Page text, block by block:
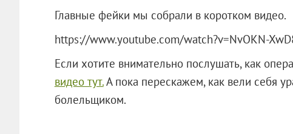
Главные фейки мы собрали в коротком видео.
https://www.youtube.com/watch?v=NvOKN-
Если хотите внимательно послушать, как
видео тут.А пока перескажем, как вели себя
болельщиком.